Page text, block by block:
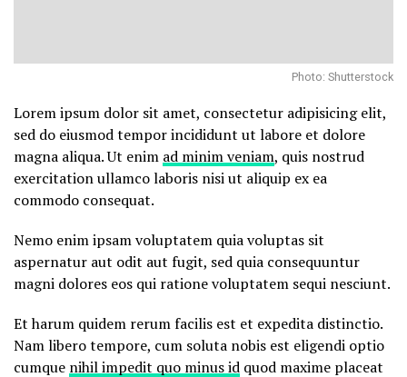
Photo: Shutterstock
Lorem ipsum dolor sit amet, consectetur adipisicing elit,
sed do eiusmod tempor incididunt ut labore et dolore
magna aliqua. Ut enim ad minim veniam, quis nostrud
exercitation ullamco laboris nisi ut aliquip ex ea
commodo consequat.
Nemo enim ipsam voluptatem quia voluptas sit
aspernatur aut odit aut fugit, sed quia consequuntur
magni dolores eos qui ratione voluptatem sequi nesciunt.
Et harum quidem rerum facilis est et expedita distinctio.
Nam libero tempore, cum soluta nobis est eligendi optio
cumque nihil impedit quo minus id quod maxime placeat